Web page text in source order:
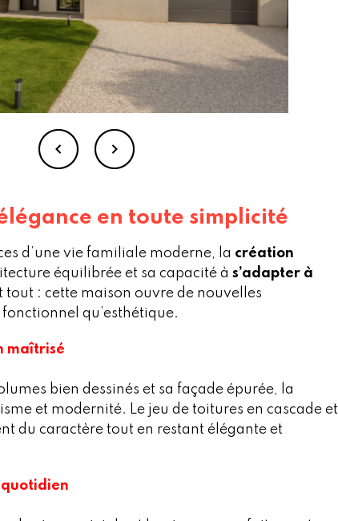
en toute simplicité
d’une vie familiale moderne, la création
équilibrée et sa capacité à s’adapter à
tout : cette maison ouvre de nouvelles
qu’esthétique.
maîtrisé
bien dessinés et sa façade épurée, la
et modernité. Le jeu de toitures en cascade et
du caractère tout en restant élégante et